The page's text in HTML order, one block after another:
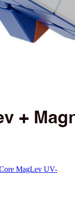
MagLev UV-